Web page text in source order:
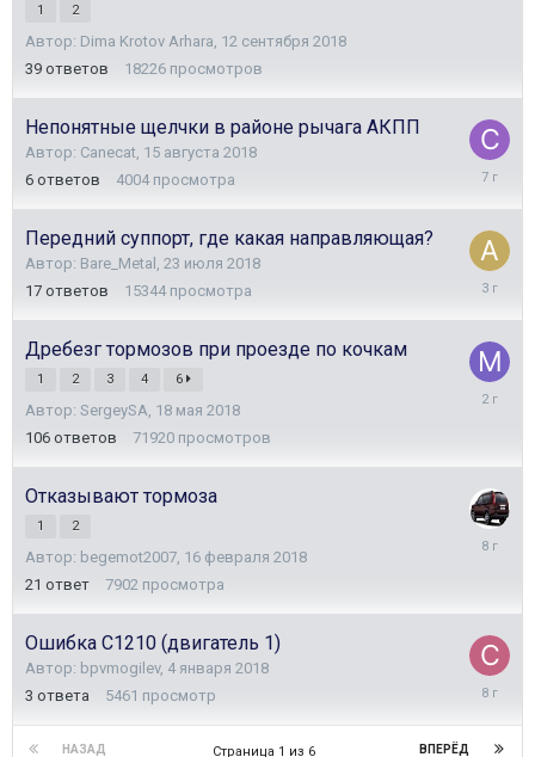
1 2
Автор: Dima Krotov Arhara 12 сентября 2018
39 ответов 18226 просмотров
Непонятные щелчки в районе рычага АКПП
Автор: Canecat 15 августа 2018
6 ответов 4004 просмотра
16
Передний суппорт, где какая направляющая?
Автор: Bare_Metal
23 июля 2018
17 ответов 15344 просмотра
31
Дребезг тормозов при проезде по кочкам
1 2 3 4 6
Автор: SergeySA 18 мая 2018
106 ответов 71920 просмотров
18
Отказывают тормоза
1 2
Автор: begemot2007 16 февраля 2018
21 ответ 7902 просмотра
22
Ошибка С1210 (двигатель 1)
Автор: bpvmogilev, 4 января 2018
3 ответа 5461 просмотр
24
2018
НАЗАД ВПЕРЁД
Страница 1 из 6